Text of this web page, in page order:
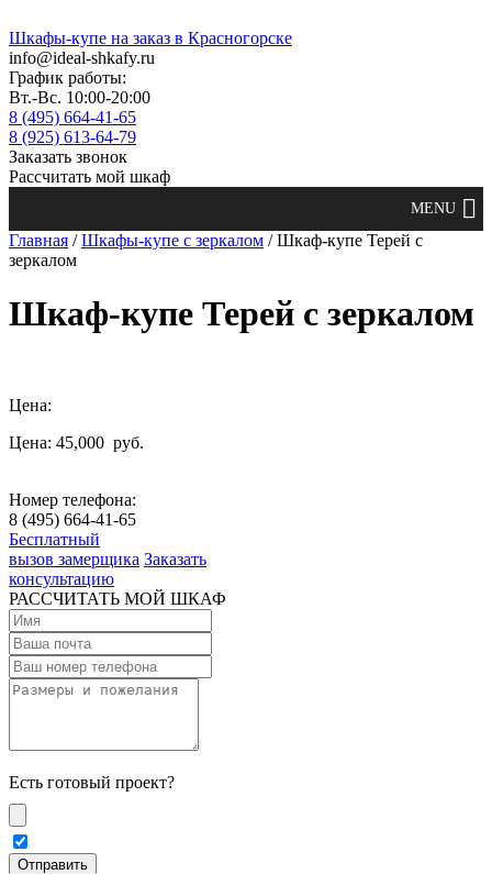
Шкафы-купе на заказ в Красногорске
info@ideal-shkafy.ru
График работы:
Вт.-Вс. 10:00-20:00
8 (495) 664-41-65
8 (925) 613-64-79
Заказать звонок
Рассчитать мой шкаф
Главная /Шкафы-купе с зеркалом / Шкаф-купе Терей с
зеркалом
Шкаф-купе Терей с зеркалом
Цена:
Цена: 45,000 руб.
Номер телефона:
8 (495) 664-41-65
Бесплатный
вызов замерщика Заказать
консультацию
РАССЧИТАТЬ МОЙ ШКАФ
Есть готовый проект?